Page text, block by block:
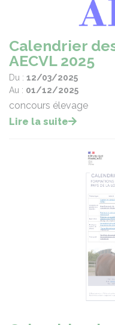
Calendrier
AECVL 2025
Du : 12/03/2025
Au : 01/12/2025
concours élevage
Lire la suite